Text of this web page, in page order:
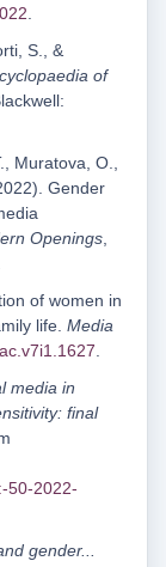
.
S., &
of
Muratova, O.,
Gender
Openings,
of women in
life. Media
.
media in
final
50-2022-
gender...